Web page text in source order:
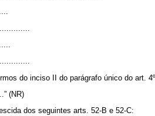
do inciso II do parágrafo único do art. 4º
(NR)
dos seguintes arts. 52-B e 52-C: